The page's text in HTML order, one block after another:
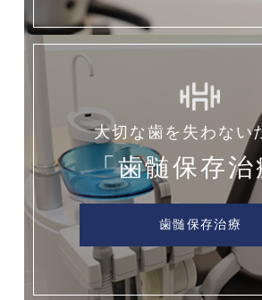
大切な歯を失わない
「歯髄保存治
歯髄保存治療